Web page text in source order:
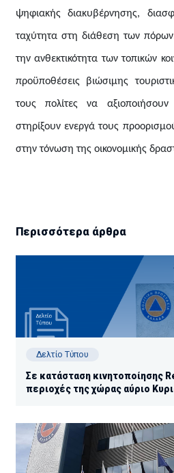
ψηφιακής διακυβέρνησης,
ταχύτητα στη διάθεση των
την ανθεκτικότητα των τοπικών
προϋποθέσεις βιώσιμης
τους πολίτες να
στηρίξουν ενεργά τους
στην τόνωση της οικονομικής
Περισσότερα άρθρα
Δελτίο Τύπου
Σε κατάσταση κινητοποίησης
περιοχές της χώρας αύριο